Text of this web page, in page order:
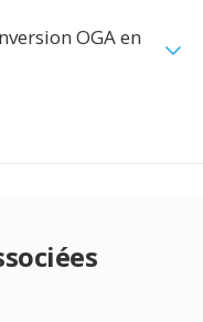
OGA en